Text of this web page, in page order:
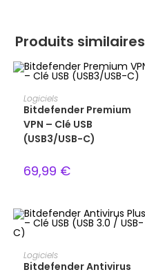
Produits similaires
AJOUTER AU PANIER
Logiciels
Bitdefender Premium
VPN – Clé USB
(USB3/USB-C)
69,99 €
CHOIX DES OPTIONS
Logiciels
Bitdefender Antivirus